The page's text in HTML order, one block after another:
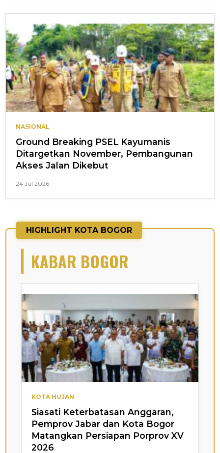
NASIONAL
Ground Breaking PSEL Kayumanis
Ditargetkan November, Pembangunan
Akses Jalan Dikebut
24 Jul 2026
HIGHLIGHT KOTA BOGOR
KABAR BOGOR
KOTA HUJAN
Siasati Keterbatasan Anggaran,
Pemprov Jabar dan Kota Bogor
Matangkan Persiapan Porprov XV
2026